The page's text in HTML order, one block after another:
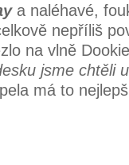
a naléhavé,
nepříliš
na vlně
jsme chtěli
má to